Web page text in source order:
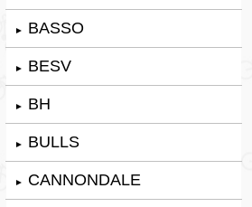
► BASSO
► BESV
► BH
► BULLS
► CANNONDALE